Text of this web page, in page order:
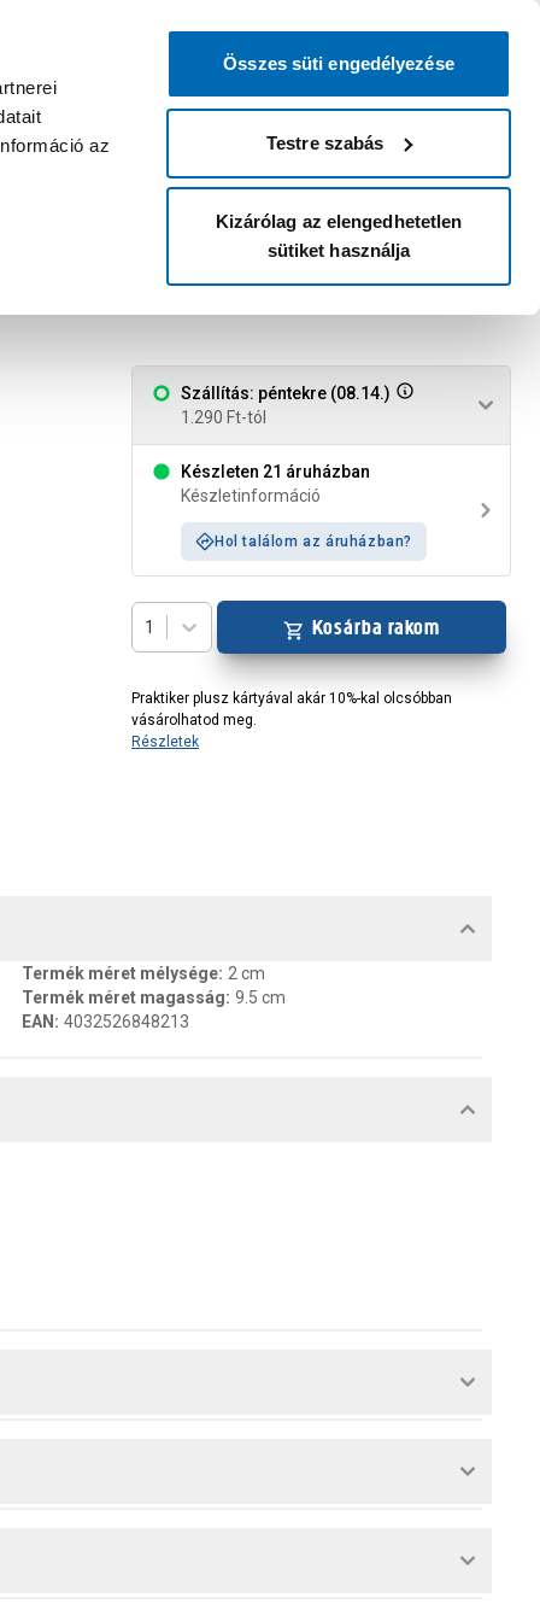
az
Összes süti engedélyezése
Testre szabás
Kizárólag az elengedhetetlen
sütiket használja
bejelentkezni?
Belépés Listáim
Áruházak és szolgáltatások
gumi, átlátszó, 12db/cs
Szállítás: péntekre (08.14.)
1.290 Ft-tól
Készleten 21 áruházban
Készletinformáció
Hol találom az áruházban?
1 Kosárba rakom
Praktiker plusz kártyával akár 10%-kal olcsóbban
vásárolhatod meg.
Részletek
Termék méret mélysége: 2 cm
Termék méret magasság: 9.5 cm
EAN : 4032526848213